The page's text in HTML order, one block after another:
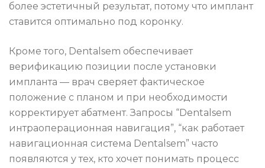
более эстетичный результат, потому что имплант
ставится оптимально под коронку.
Кроме того, Dentalsem обеспечивает
верификацию позиции после установки
импланта — врач сверяет фактическое
положение с планом и при необходимости
корректирует абатмент. Запросы “Dentalsem
интраоперационная навигация”, “как работает
навигационная система Dentalsem” часто
появляются у тех, кто хочет понимать процесс